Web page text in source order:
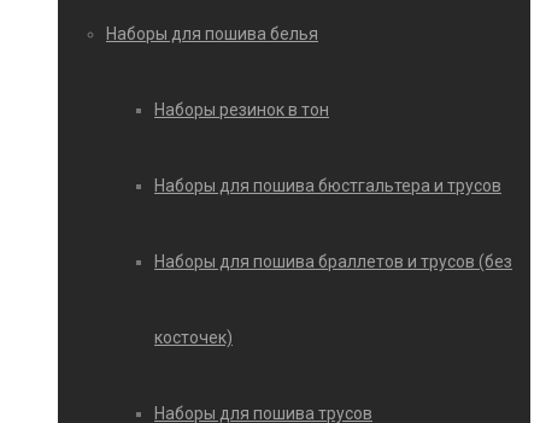
Наборы для пошива белья
Наборы резинок в тон
Наборы для пошива бюстгальтера и трусов
Наборы для пошива браллетов и трусов (без
косточек)
Наборы для пошива трусов